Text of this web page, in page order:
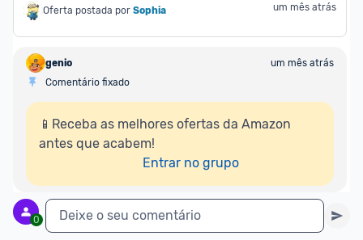
Oferta postada por Sophia um mês atrás
genio
um mês atrás
Comentário fixado
📱Receba as melhores ofertas da Amazon
antes que acabem!
Entrar no grupo
0 Deixe o seu comentário